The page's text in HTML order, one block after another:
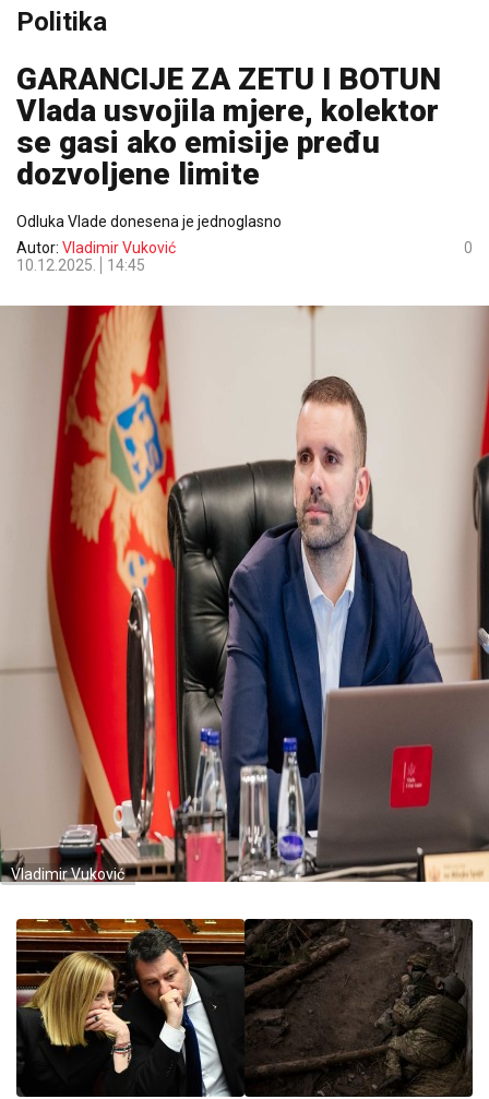
Politika
GARANCIJE ZA ZETU I BOTUN
Vlada usvojila mjere, kolektor
se gasi ako emisije pređu
dozvoljene limite
Odluka Vlade donesena je jednoglasno
Autor: Vladimir Vuković
10.12.2025.
14:45
0
Vladimir Vuković